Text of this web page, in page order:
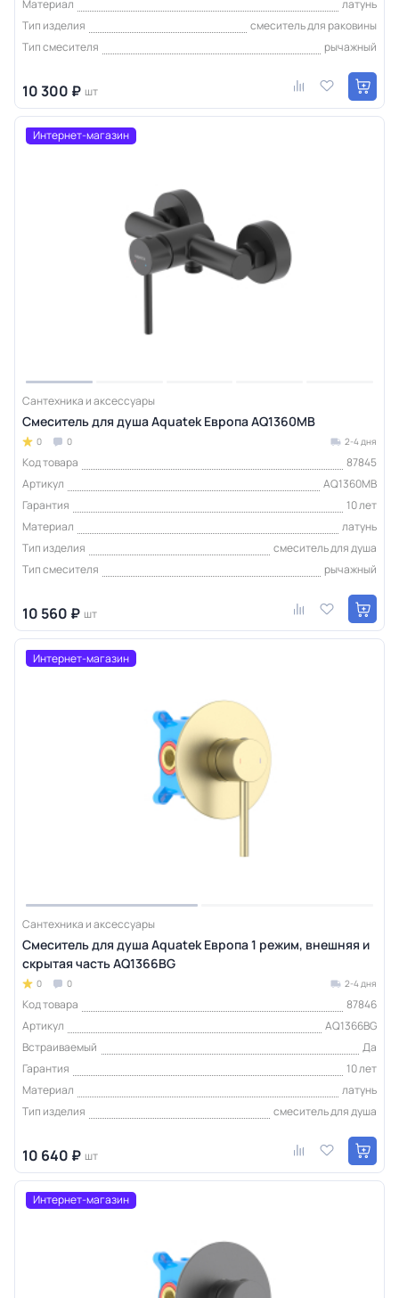
Материал
латунь
Тип изделия
смеситель для раковины
Тип смесителя
рычажный
10 300 ₽ шт
Интернет-магазин
Сантехника и аксессуары
Смеситель для душа Aquatek Европа AQ1360MB
0 0 2-4 дня
Код товара
87845
Артикул
AQ1360MB
Гарантия
10 лет
Материал
латунь
Тип изделия
смеситель для душа
Тип смесителя
рычажный
10 560 ₽ шт
Интернет-магазин
Сантехника и аксессуары
Смеситель для душа Aquatek Европа 1 режим, внешняя и
скрытая часть AQ1366BG
0 0 2-4 дня
Код товара
87846
Артикул
AQ1366BG
Встраиваемый
Да
Гарантия
10 лет
Материал
латунь
Тип изделия
смеситель для душа
10 640 ₽ шт
Интернет-магазин